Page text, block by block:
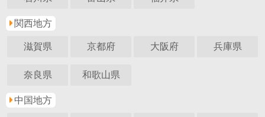
関西地方
滋賀県 京都府 大阪府 兵庫県
奈良県 和歌山県
中国地方